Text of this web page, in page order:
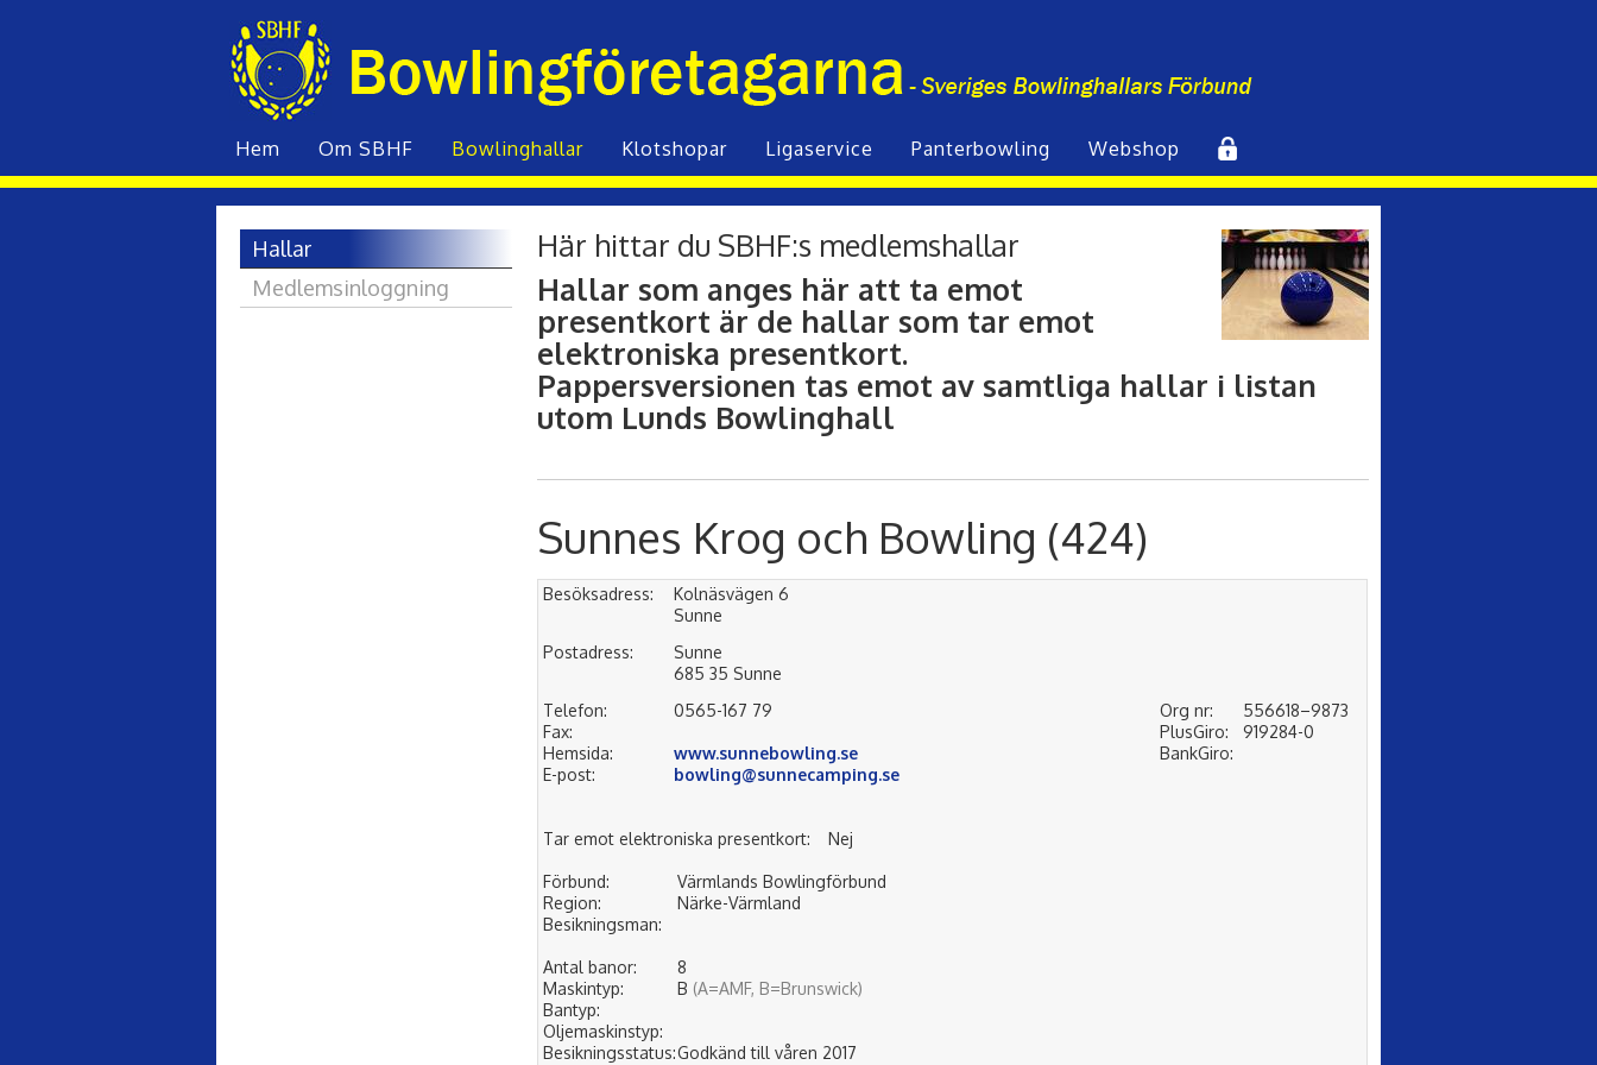
Hem Om SBHF Bowling­hallar Klot­shopar Liga­service Panterbowling Webshop Inlogg
Hallar
Medlemsinloggning
Här hittar du SBHF:s medlemshallar
Hallar som anges här att ta emot
presentkort är de hallar som tar emot
elektroniska presentkort.
Pappersversionen tas emot av samtliga hallar i listan
utom Lunds Bowlinghall
Sunnes Krog och Bowling (424)
Besöksadress:
Kolnäsvägen 6
Sunne
Postadress:
Sunne
685 35 Sunne
Telefon:
0565-167 79
Fax:
Hemsida:
www.sunnebowling.se
E-post:
bowling@sunnecamping.se
Org nr:
556618–9873
PlusGiro:
919284-0
BankGiro:
Tar emot elektroniska presentkort: Nej
Förbund:
Värmlands Bowlingförbund
Region:
Närke-Värmland
Besikningsman:
Antal banor:
8
Maskintyp:
B (A=AMF, B=Brunswick)
Bantyp:
Oljemaskinstyp:
Besikningsstatus:Godkänd till våren 2017